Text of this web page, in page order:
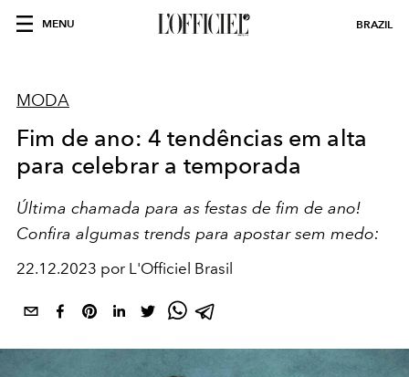
MENU BRAZIL
MODA
Fim de ano: 4 tendências em alta
para celebrar a temporada
Última chamada para as festas de fim de ano!
Confira algumas trends para apostar sem medo:
22.12.2023 por L'Officiel Brasil